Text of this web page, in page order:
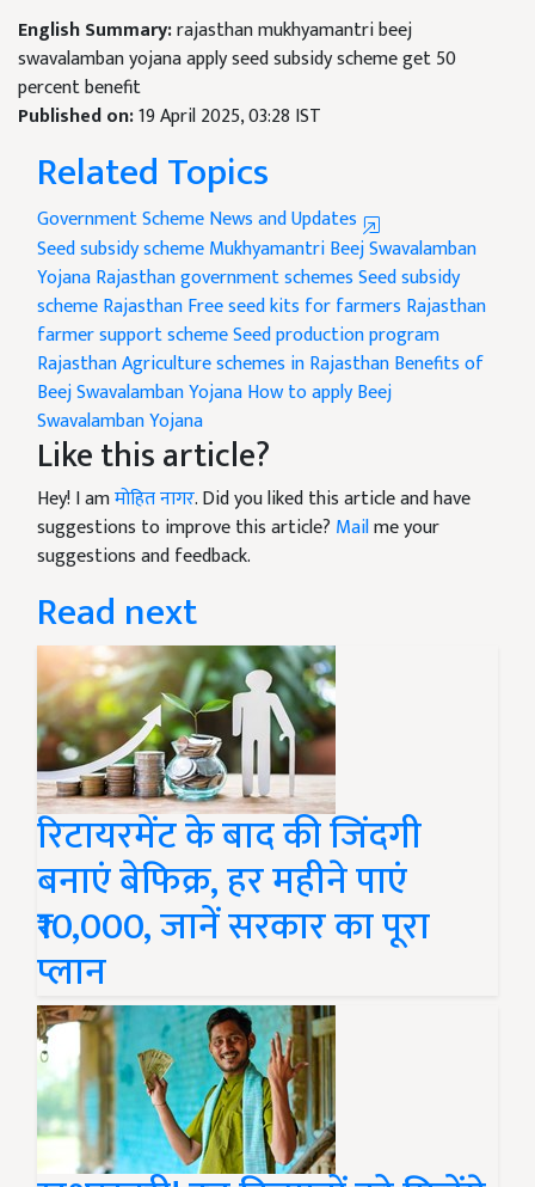
English Summary:rajasthan mukhyamantri beej
swavalamban yojana apply seed subsidy scheme get 50
percent benefit
Published on:19 April 2025, 03:28 IST
Related Topics
Government Scheme News and Updates
Seed subsidy schemeMukhyamantri Beej Swavalamban
YojanaRajasthan government schemesSeed subsidy
scheme RajasthanFree seed kits for farmers Rajasthan
farmer support schemeSeed production program
RajasthanAgriculture schemes in RajasthanBenefits of
Beej Swavalamban YojanaHow to apply Beej
Swavalamban Yojana
Like this article?
Hey! I amमोहित नागर. Did you liked this article and have
suggestions to improve this article? Mailme your
suggestions and feedback.
Read next
रिटायरमेंट के बाद की जिंदगी
बनाएं बेफिक्र, हर महीने पाएं
₹10,000, जानें सरकार का पूरा
प्लान